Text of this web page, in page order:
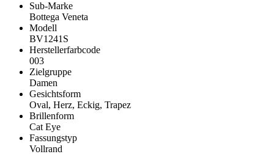
Sub-Marke
Bottega Veneta
Modell
BV1241S
Herstellerfarbcode
003
Zielgruppe
Damen
Gesichtsform
Oval, Herz, Eckig, Trapez
Brillenform
Cat Eye
Fassungstyp
Vollrand